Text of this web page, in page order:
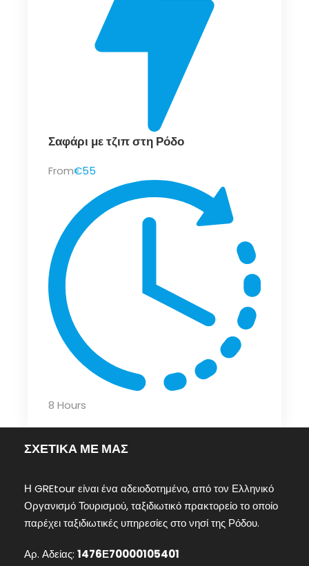
Σαφάρι με τζιπ στη Ρόδο
From€55
8 Hours
ΣΧΕΤΙΚΑ ΜΕ ΜΑΣ
Η GREtour είναι ένα αδειοδοτημένο, από τον Ελληνικό
Οργανισμό Τουρισμού, ταξιδιωτικό πρακτορείο το οποίο
παρέχει ταξιδιωτικές υπηρεσίες στο νησί της Ρόδου.
Αρ. Αδείας: 1476Ε70000105401